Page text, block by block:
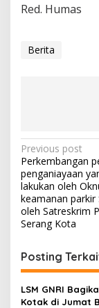
Red. Humas
Berita
Post
Previous post
Perkembangan
penganiayaan
lakukan oleh
keamanan parkir
oleh Satreskrim
Serang Kota
Posting
LSM GNRI
Kotak di Jumat